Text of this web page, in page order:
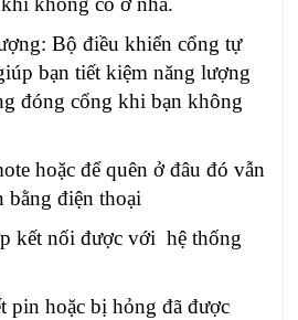
Bộ điều khiển cổng tự
bạn tiết kiệm năng lượng
đóng cổng khi bạn không
hoặc để quên ở đâu đó vẫn
bằng điện thoại
kết nối được với hệ thống
pin hoặc bị hỏng đã được